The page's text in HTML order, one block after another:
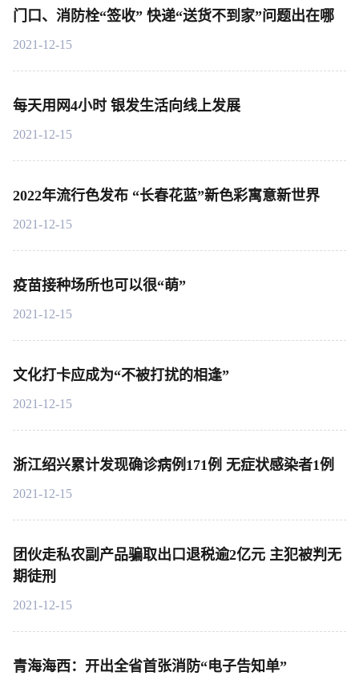
门口、消防栓“签收” 快递“送货不到家”问题出在哪
2021-12-15
每天用网4小时 银发生活向线上发展
2021-12-15
2022年流行色发布 “长春花蓝”新色彩寓意新世界
2021-12-15
疫苗接种场所也可以很“萌”
2021-12-15
文化打卡应成为“不被打扰的相逢”
2021-12-15
浙江绍兴累计发现确诊病例171例 无症状感染者1例
2021-12-15
团伙走私农副产品骗取出口退税逾2亿元 主犯被判无
期徒刑
2021-12-15
青海海西：开出全省首张消防“电子告知单”